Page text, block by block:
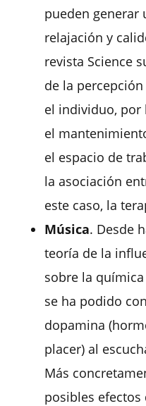
pueden generar
relajación y
revista Science
de la
el individuo, por
el
el espacio de
la asociación
este caso, la
Música. Desde
teoría de la
sobre la
se ha podido
dopamina
placer) al
Más
posibles efectos